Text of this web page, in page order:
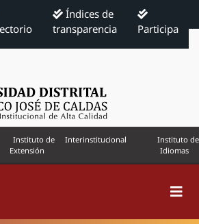
Índices de
transparencia
Participa
Instituto de
Extensión
Interinstitucional
Instituto de
Idiomas